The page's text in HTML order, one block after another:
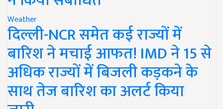
Weather
दिल्ली-NCR समेत कई राज्यों में
बारिश ने मचाई आफत! IMD ने 15 से
अधिक राज्यों में बिजली कड़कने के
साथ तेज बारिश का अलर्ट किया